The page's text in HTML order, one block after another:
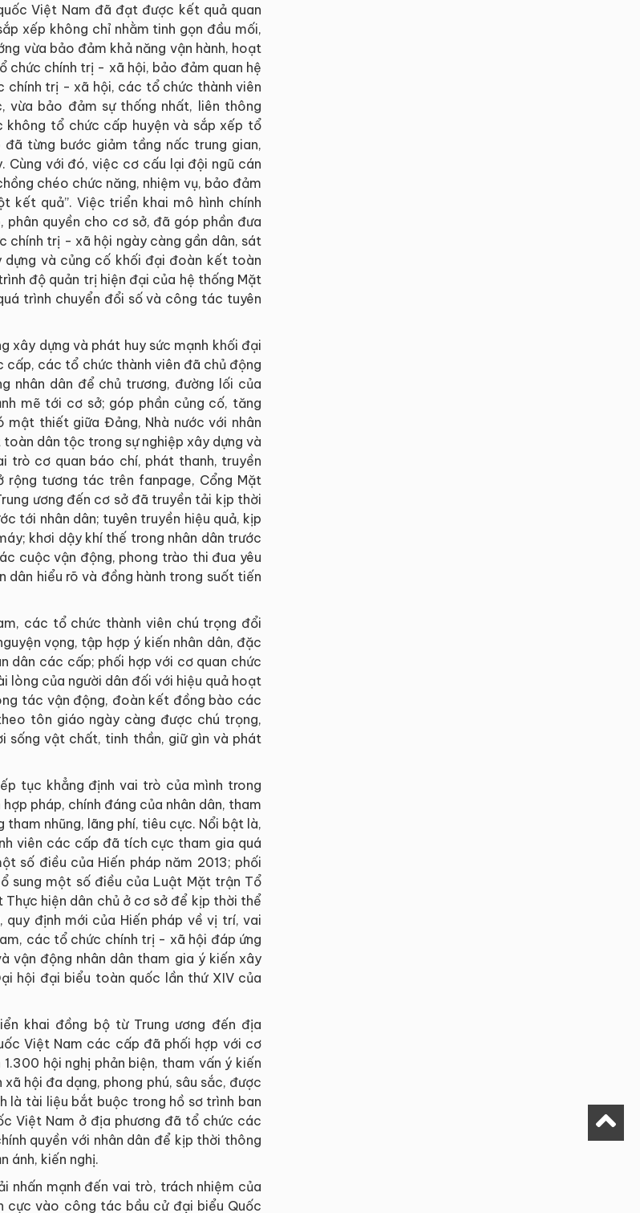
Việt Nam đã đạt được kết quả quan
xếp không chỉ nhằm tinh gọn đầu mối,
vừa bảo đảm khả năng vận hành, hoạt
chức chính trị - xã hội, bảo đảm quan hệ
chính trị - xã hội, các tổ chức thành viên
vừa bảo đảm sự thống nhất, liên thông
tổ chức cấp huyện và sắp xếp tổ
từng bước giảm tầng nấc trung gian,
Cùng với đó, việc cơ cấu lại đội ngũ cán
chéo chức năng, nhiệm vụ, bảo đảm
kết quả”. Việc triển khai mô hình chính
quyền cho cơ sở, đã góp phần đưa
chính trị - xã hội ngày càng gần dân, sát
và củng cố khối đại đoàn kết toàn
độ quản trị hiện đại của hệ thống Mặt
trình chuyển đổi số và công tác tuyên
xây dựng và phát huy sức mạnh khối đại
các tổ chức thành viên đã chủ động
nhân dân để chủ trương, đường lối của
mẽ tới cơ sở; góp phần củng cố, tăng
mật thiết giữa Đảng, Nhà nước với nhân
dân tộc trong sự nghiệp xây dựng và
trò cơ quan báo chí, phát thanh, truyền
tương tác trên fanpage, Cổng Mặt
ương đến cơ sở đã truyền tải kịp thời
tới nhân dân; tuyên truyền hiệu quả, kịp
khơi dậy khí thế trong nhân dân trước
cuộc vận động, phong trào thi đua yêu
dân hiểu rõ và đồng hành trong suốt tiến
các tổ chức thành viên chú trọng đổi
vọng, tập hợp ý kiến nhân dân, đặc
dân các cấp; phối hợp với cơ quan chức
lòng của người dân đối với hiệu quả hoạt
tác vận động, đoàn kết đồng bào các
tôn giáo ngày càng được chú trọng,
sống vật chất, tinh thần, giữ gìn và phát
tục khẳng định vai trò của mình trong
pháp, chính đáng của nhân dân, tham
nhũng, lãng phí, tiêu cực. Nổi bật là,
viên các cấp đã tích cực tham gia quá
số điều của Hiến pháp năm 2013; phối
sung một số điều của Luật Mặt trận Tổ
hiện dân chủ ở cơ sở để kịp thời thể
định mới của Hiến pháp về vị trí, vai
các tổ chức chính trị - xã hội đáp ứng
vận động nhân dân tham gia ý kiến xây
hội đại biểu toàn quốc lần thứ XIV của
khai đồng bộ từ Trung ương đến địa
Việt Nam các cấp đã phối hợp với cơ
hội nghị phản biện, tham vấn ý kiến
hội đa dạng, phong phú, sâu sắc, được
là tài liệu bắt buộc trong hồ sơ trình ban
Việt Nam ở địa phương đã tổ chức các
quyền với nhân dân để kịp thời thông
ánh, kiến nghị.
nhấn mạnh đến vai trò, trách nhiệm của
cực vào công tác bầu cử đại biểu Quốc